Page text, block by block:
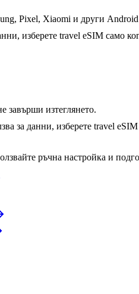
Pixel, Xiaomi и други
изберете travel eSIM само
завърши изтеглянето.
за данни, изберете travel
ръчна настройка и